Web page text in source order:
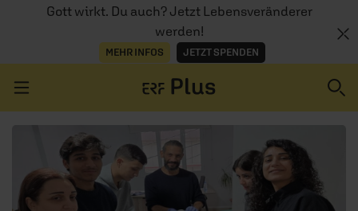
Gott wirkt. Du auch? Jetzt Lebensveränderer
werden!
MEHR INFOS JETZT SPENDEN
ERZÄHL MAL